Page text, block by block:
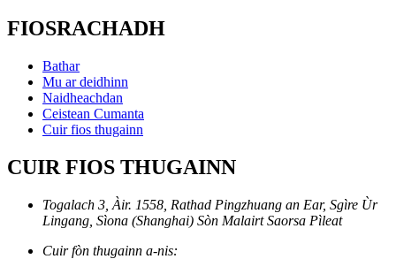
FIOSRACHADH
Bathar
Mu ar deidhinn
Naidheachdan
Ceistean Cumanta
Cuir fios thugainn
CUIR FIOS THUGAINN
Togalach 3, Àir. 1558, Rathad Pingzhuang an Ear, Sgìre Ùr
Lingang, Sìona (Shanghai) Sòn Malairt Saorsa Pìleat
Cuir fòn thugainn a-nis: